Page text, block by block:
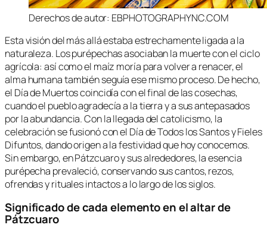
Derechos de autor: EBPHOTOGRAPHYNC.COM
Esta visión del más allá estaba estrechamente ligada a la
naturaleza. Los purépechas asociaban la muerte con el ciclo
agrícola: así como el maíz moría para volver a renacer, el
alma humana también seguía ese mismo proceso. De hecho,
el Día de Muertos coincidía con el final de las cosechas,
cuando el pueblo agradecía a la tierra y a sus antepasados
por la abundancia. Con la llegada del catolicismo, la
celebración se fusionó con el Día de Todos los Santos y Fieles
Difuntos, dando origen a la festividad que hoy conocemos.
Sin embargo, en Pátzcuaro y sus alrededores, la esencia
purépecha prevaleció, conservando sus cantos, rezos,
ofrendas y rituales intactos a lo largo de los siglos.
Significado de cada elemento en el altar de
Pátzcuaro